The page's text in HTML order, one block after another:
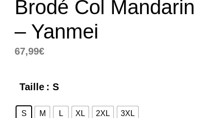
Brodé Col Mandarin
– Yanmei
67,99€
Taille : S
S M L XL 2XL 3XL